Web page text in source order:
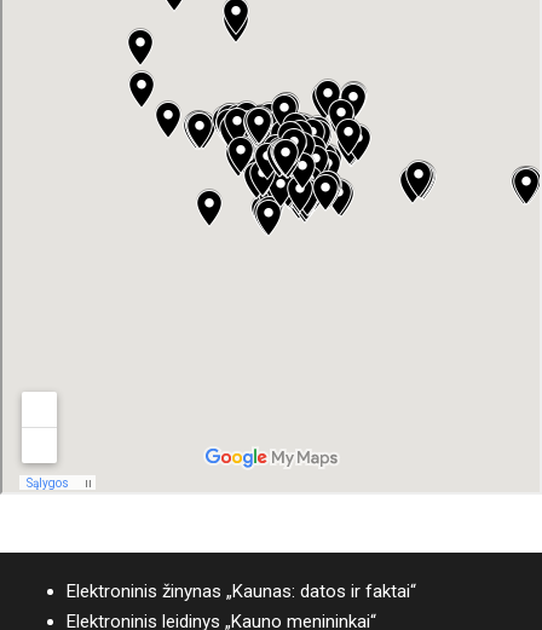
Elektroninis žinynas „Kaunas: datos ir faktai“
Elektroninis leidinys „Kauno menininkai“